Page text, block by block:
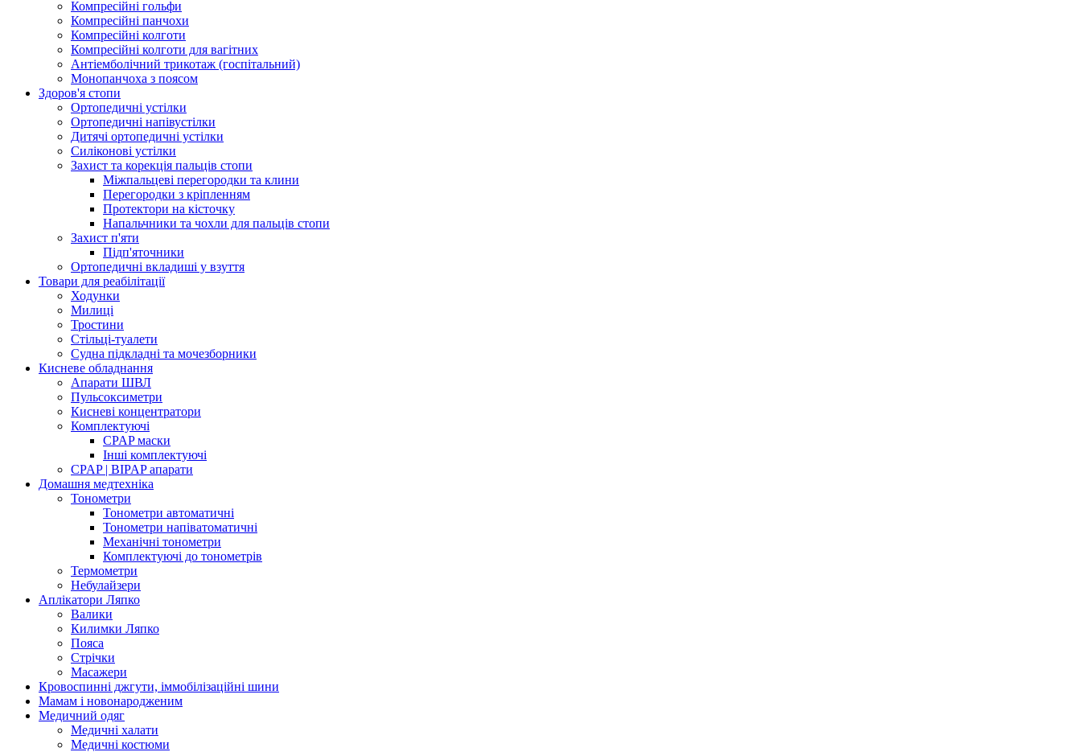
Компресійні гольфи
Компресійні панчохи
Компресійні колготи
Компресійні колготи для вагітних
Антіемболічний трикотаж (госпітальний)
Монопанчоха з поясом
Здоров'я стопи
Ортопедичні устілки
Ортопедичні напівустілки
Дитячі ортопедичні устілки
Силіконові устілки
Захист та корекція пальців стопи
Міжпальцеві перегородки та клини
Перегородки з кріпленням
Протектори на кісточку
Напальчники та чохли для пальців стопи
Захист п'яти
Підп'яточники
Ортопедичні вкладиші у взуття
Товари для реабілітації
Ходунки
Милиці
Тростини
Стільці-туалети
Судна підкладні та мочезборники
Кисневе обладнання
Апарати ШВЛ
Пульсоксиметри
Кисневі концентратори
Комплектуючі
CPAP маски
Інші комплектуючі
CPAP | BIPAP апарати
Домашня медтехніка
Тонометри
Тонометри автоматичні
Тонометри напіватоматичні
Механічні тонометри
Комплектуючі до тонометрів
Термометри
Небулайзери
Аплікатори Ляпко
Валики
Килимки Ляпко
Пояса
Стрічки
Масажери
Кровоспинні джгути, іммобілізаційні шини
Мамам і новонародженим
Медичний одяг
Медичні халати
Медичні костюми